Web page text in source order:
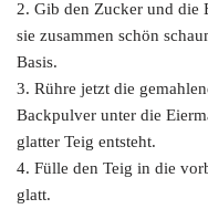
2. Gib den Zucker und die
sie zusammen schön
Basis.
3. Rühre jetzt die
Backpulver unter die
glatter Teig entsteht.
4. Fülle den Teig in die
glatt.